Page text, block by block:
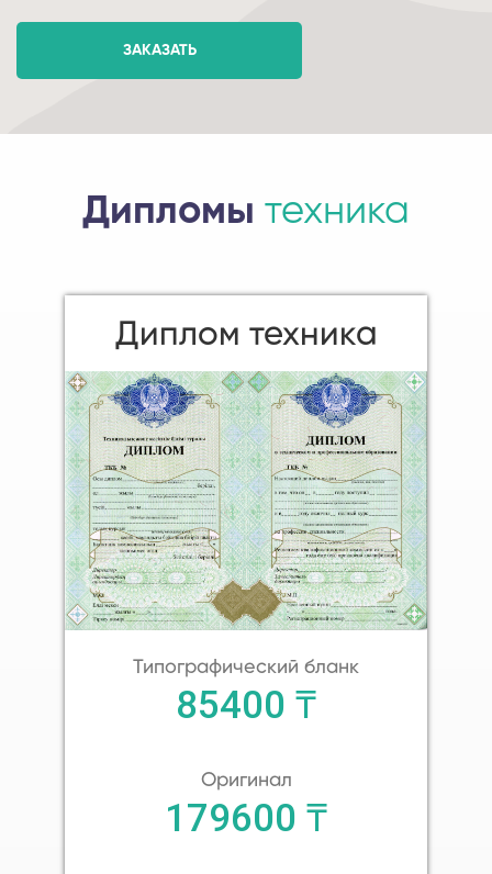
ЗАКАЗАТЬ
Дипломы техника
Диплом техника
Типографический бланк
85400 ₸
Оригинал
179600 ₸